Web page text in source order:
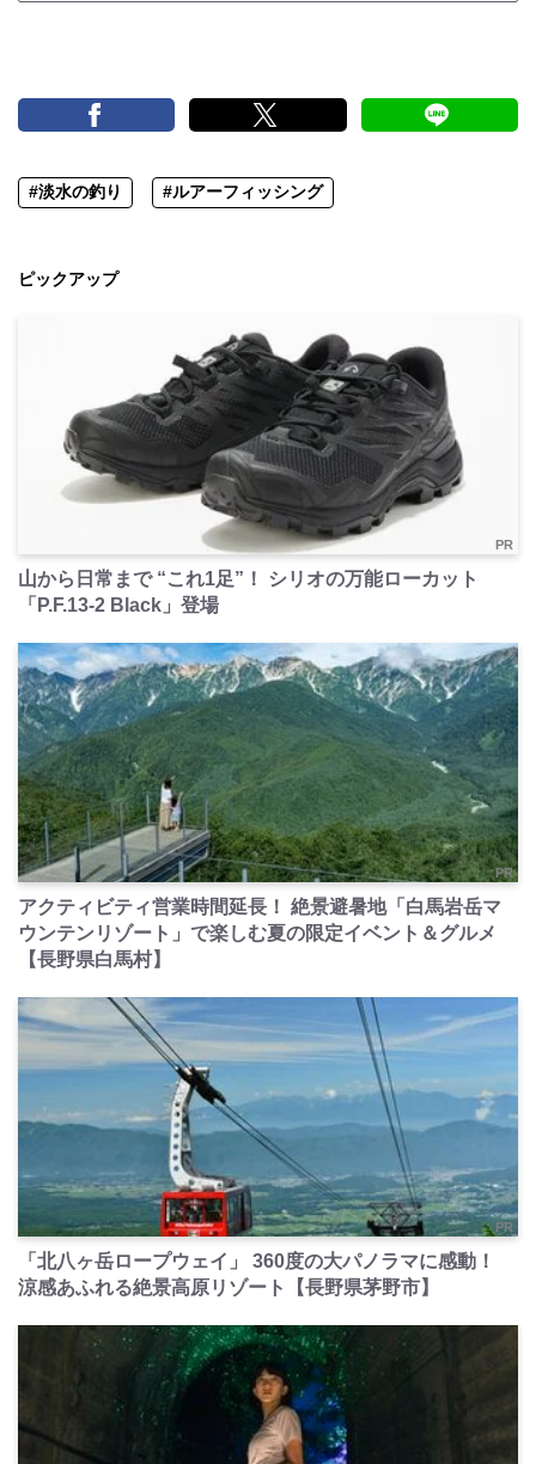
#淡水の釣り #ルアーフィッシング
ピックアップ
PR
山から日常まで “これ1足”！ シリオの万能ローカット
「P.F.13-2 Black」登場
PR
アクティビティ営業時間延長！ 絶景避暑地「白馬岩岳マ
ウンテンリゾート」で楽しむ夏の限定イベント＆グルメ
【長野県白馬村】
PR
「北八ヶ岳ロープウェイ」 360度の大パノラマに感動！
涼感あふれる絶景高原リゾート【長野県茅野市】